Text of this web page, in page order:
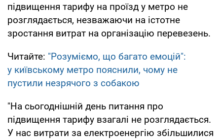
підвищення тарифу на проїзд у метро не
розглядається, незважаючи на істотне
зростання витрат на організацію перевезень.
Читайте: "Розуміємо, що багато емоцій":
у київському метро пояснили, чому не
пустили незрячого з собакою
"На сьогоднішній день питання про
підвищення тарифу взагалі не розглядається.
У нас витрати за електроенергію збільшилися